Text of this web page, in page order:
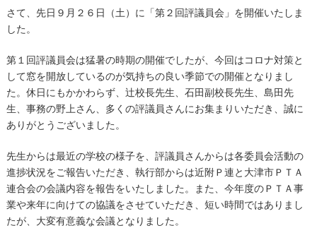
さて、先日９月２６日（土）に「第２回評議員会」を開催いたしま
した。
第１回評議員会は猛暑の時期の開催でしたが、今回はコロナ対策と
して窓を開放しているのが気持ちの良い季節での開催となりまし
た。休日にもかかわらず、辻校長先生、石田副校長先生、島田先
生、事務の野上さん、多くの評議員さんにお集まりいただき、誠に
ありがとうございました。
先生からは最近の学校の様子を、評議員さんからは各委員会活動の
進捗状況をご報告いただき、執行部からは近附Ｐ連と大津市ＰＴＡ
連合会の会議内容を報告をいたしました。また、今年度のＰＴＡ事
業や来年に向けての協議をさせていただき、短い時間ではありまし
たが、大変有意義な会議となりました。